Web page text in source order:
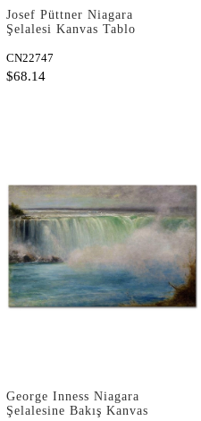
Josef Püttner Niagara
Şelalesi Kanvas Tablo
CN22747
$68.14
George Inness Niagara
Şelalesine Bakış Kanvas